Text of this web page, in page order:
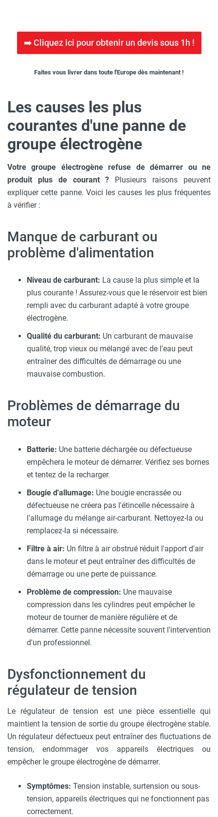
➡️ Cliquez ici pour obtenir un devis sous 1h !
Faites vous livrer dans toute l'Europe dès maintenant !
Les causes les plus
courantes d'une panne de
groupe électrogène
Votre groupe électrogène refuse de démarrer ou ne
produit plus de courant ? Plusieurs raisons peuvent
expliquer cette panne. Voici les causes les plus fréquentes
à vérifier :
Manque de carburant ou
problème d'alimentation
Niveau de carburant: La cause la plus simple et la
plus courante ! Assurez-vous que le réservoir est bien
rempli avec du carburant adapté à votre groupe
électrogène.
Qualité du carburant: Un carburant de mauvaise
qualité, trop vieux ou mélangé avec de l'eau peut
entraîner des difficultés de démarrage ou une
mauvaise combustion.
Problèmes de démarrage du
moteur
Batterie: Une batterie déchargée ou défectueuse
empêchera le moteur de démarrer. Vérifiez ses bornes
et tentez de la recharger.
Bougie d'allumage: Une bougie encrassée ou
défectueuse ne créera pas l'étincelle nécessaire à
l'allumage du mélange air-carburant. Nettoyez-la ou
remplacez-la si nécessaire.
Filtre à air: Un filtre à air obstrué réduit l'apport d'air
dans le moteur et peut entraîner des difficultés de
démarrage ou une perte de puissance.
Problème de compression: Une mauvaise
compression dans les cylindres peut empêcher le
moteur de tourner de manière régulière et de
démarrer. Cette panne nécessite souvent l'intervention
d'un professionnel.
Dysfonctionnement du
régulateur de tension
Le régulateur de tension est une pièce essentielle qui
maintient la tension de sortie du groupe électrogène stable.
Un régulateur défectueux peut entraîner des fluctuations de
tension, endommager vos appareils électriques ou
empêcher le groupe électrogène de démarrer.
Symptômes: Tension instable, surtension ou sous-
tension, appareils électriques qui ne fonctionnent pas
correctement.